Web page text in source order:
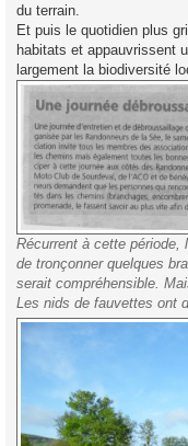
du terrain.
Et puis le quotidien plus
habitats et appauvrissent
largement la biodiversité
Récurrent à cette période,
de tronçonner quelques
serait compréhensible.
Les nids de fauvettes ont